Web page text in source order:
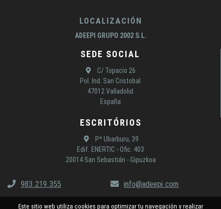
LOCALIZACIÓN
ADEEPI GRUPO 2002 S.L.
SEDE SOCIAL
C/ Topacio 26
Pol. Ind. San Cristobal
47012 Valladolid
España
ESCRITÓRIOS
Pº Ubarburu, 39
Edif. ENERTIC - Ofic. 403
20014 San Sebastián - Gipuzkoa
983.219.355 info@adeepi.com
Este sitio web utiliza cookies para optimizar tu navegación y realizar